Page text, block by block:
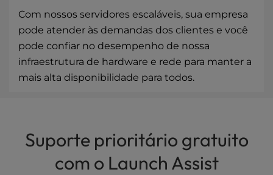
Com nossos servidores escaláveis, sua empresa
pode atender às demandas dos clientes e você
pode confiar no desempenho de nossa
infraestrutura de hardware e rede para manter a
mais alta disponibilidade para todos.
Suporte prioritário gratuito
com o Launch Assist